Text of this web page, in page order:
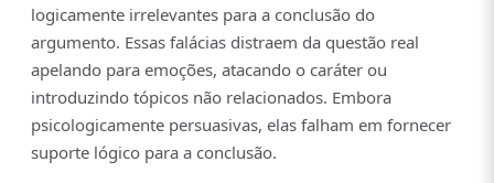
logicamente irrelevantes para a conclusão do
argumento. Essas falácias distraem da questão real
apelando para emoções, atacando o caráter ou
introduzindo tópicos não relacionados. Embora
psicologicamente persuasivas, elas falham em fornecer
suporte lógico para a conclusão.